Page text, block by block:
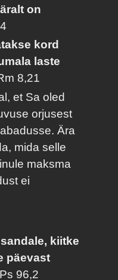
on
kord
laste
8,21
et Sa oled
orjusest
Ära
mida selle
maksma
ei
kiitke
päevast
Ps 96,2